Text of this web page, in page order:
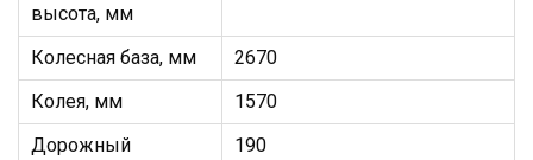
высота, мм
Колесная база, мм
2670
Колея, мм
1570
Дорожный
190